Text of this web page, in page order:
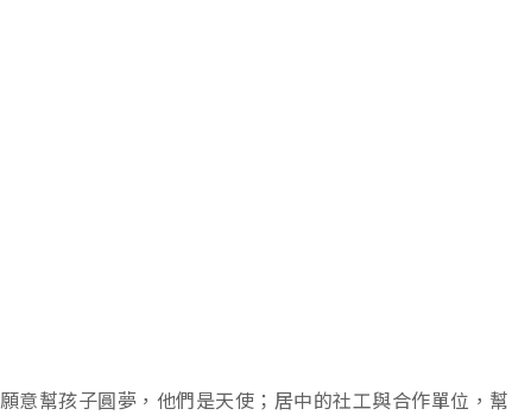
意幫孩子圓夢，他們是天使；居中的社工與合作單位，幫